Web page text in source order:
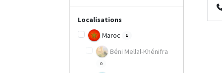
Localisations
Maroc
1
Béni Mellal-Khénifra
0